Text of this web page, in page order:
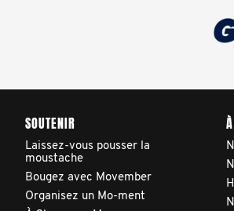
SOUTENIR
Laissez-vous pousser la
moustache
Bougez avec Movember
Organisez un Mo-ment